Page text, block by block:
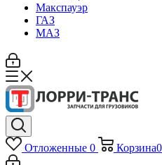
Макспауэр
ГАЗ
МАЗ
Отложенные 0 Корзина0